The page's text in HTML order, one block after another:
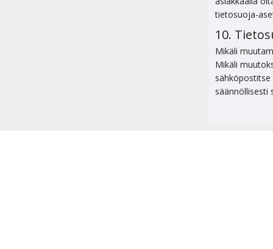
tietosuoja-
10.
Mikäli
Mikäli
säännöllisesti